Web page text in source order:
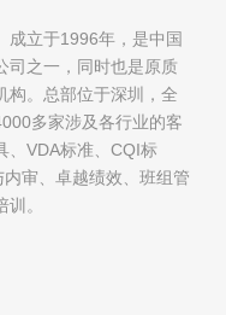
成立于1996年，是中国
司之一，同时也是原质
构。总部位于深圳，全
多家涉及各行业的客
、VDA标准、CQI标
审、卓越绩效、班组管
。